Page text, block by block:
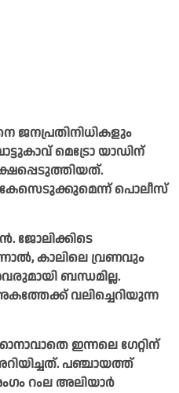
ജനപ്രതിനിധികളും
മെട്രോ യാഡിന്
പൊലീസ്
ജോലിക്കിടെ
കാലിലെ വ്രണവും
ബന്ധമില്ല.
വലിച്ചെറിയുന്ന
ഇന്നലെ ഗേറ്റിന്
പഞ്ചായത്ത്
റംല അലിയാർ